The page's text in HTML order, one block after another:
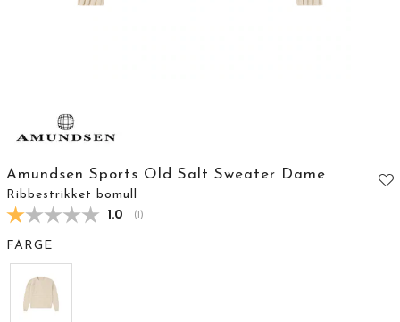
Amundsen Sports Old Salt Sweater Dame
Ribbestrikket bomull
Gjennomsnittskarakter:
1.0 ( stemmer:
)
FARGE